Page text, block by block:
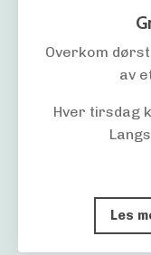
Overkom
av
Hver tirsdag
Les